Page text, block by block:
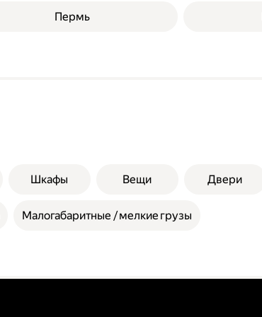
Пермь
Шкафы Вещи Двери
Малогабаритные / мелкие грузы